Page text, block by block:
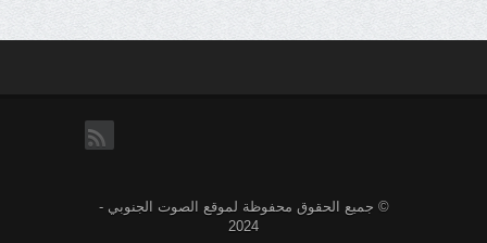
© جميع الحقوق محفوظة لموقع الصوت الجنوبي -
2024